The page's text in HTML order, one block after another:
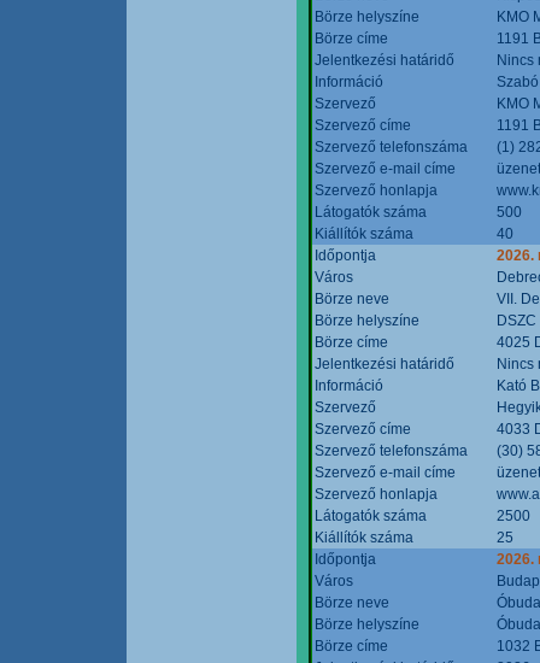
Börze helyszíne
KMO
Börze címe
1191
Jelentkezési határidő
Nincs
Információ
Szervező
KMO
Szervező címe
1191
Szervező telefonszáma
(1)
Szervező e-mail címe
Szervező honlapja
Látogatók száma
500
Kiállítók száma
40
Időpontja
2026.
Város
Börze neve
VII.
Börze helyszíne
Börze címe
4025
Jelentkezési határidő
Nincs
Információ
Kató
Szervező
Szervező címe
4033
Szervező telefonszáma
(30)
Szervező e-mail címe
Szervező honlapja
Látogatók száma
2500
Kiállítók száma
25
Időpontja
2026.
Város
Börze neve
Börze helyszíne
Börze címe
1032